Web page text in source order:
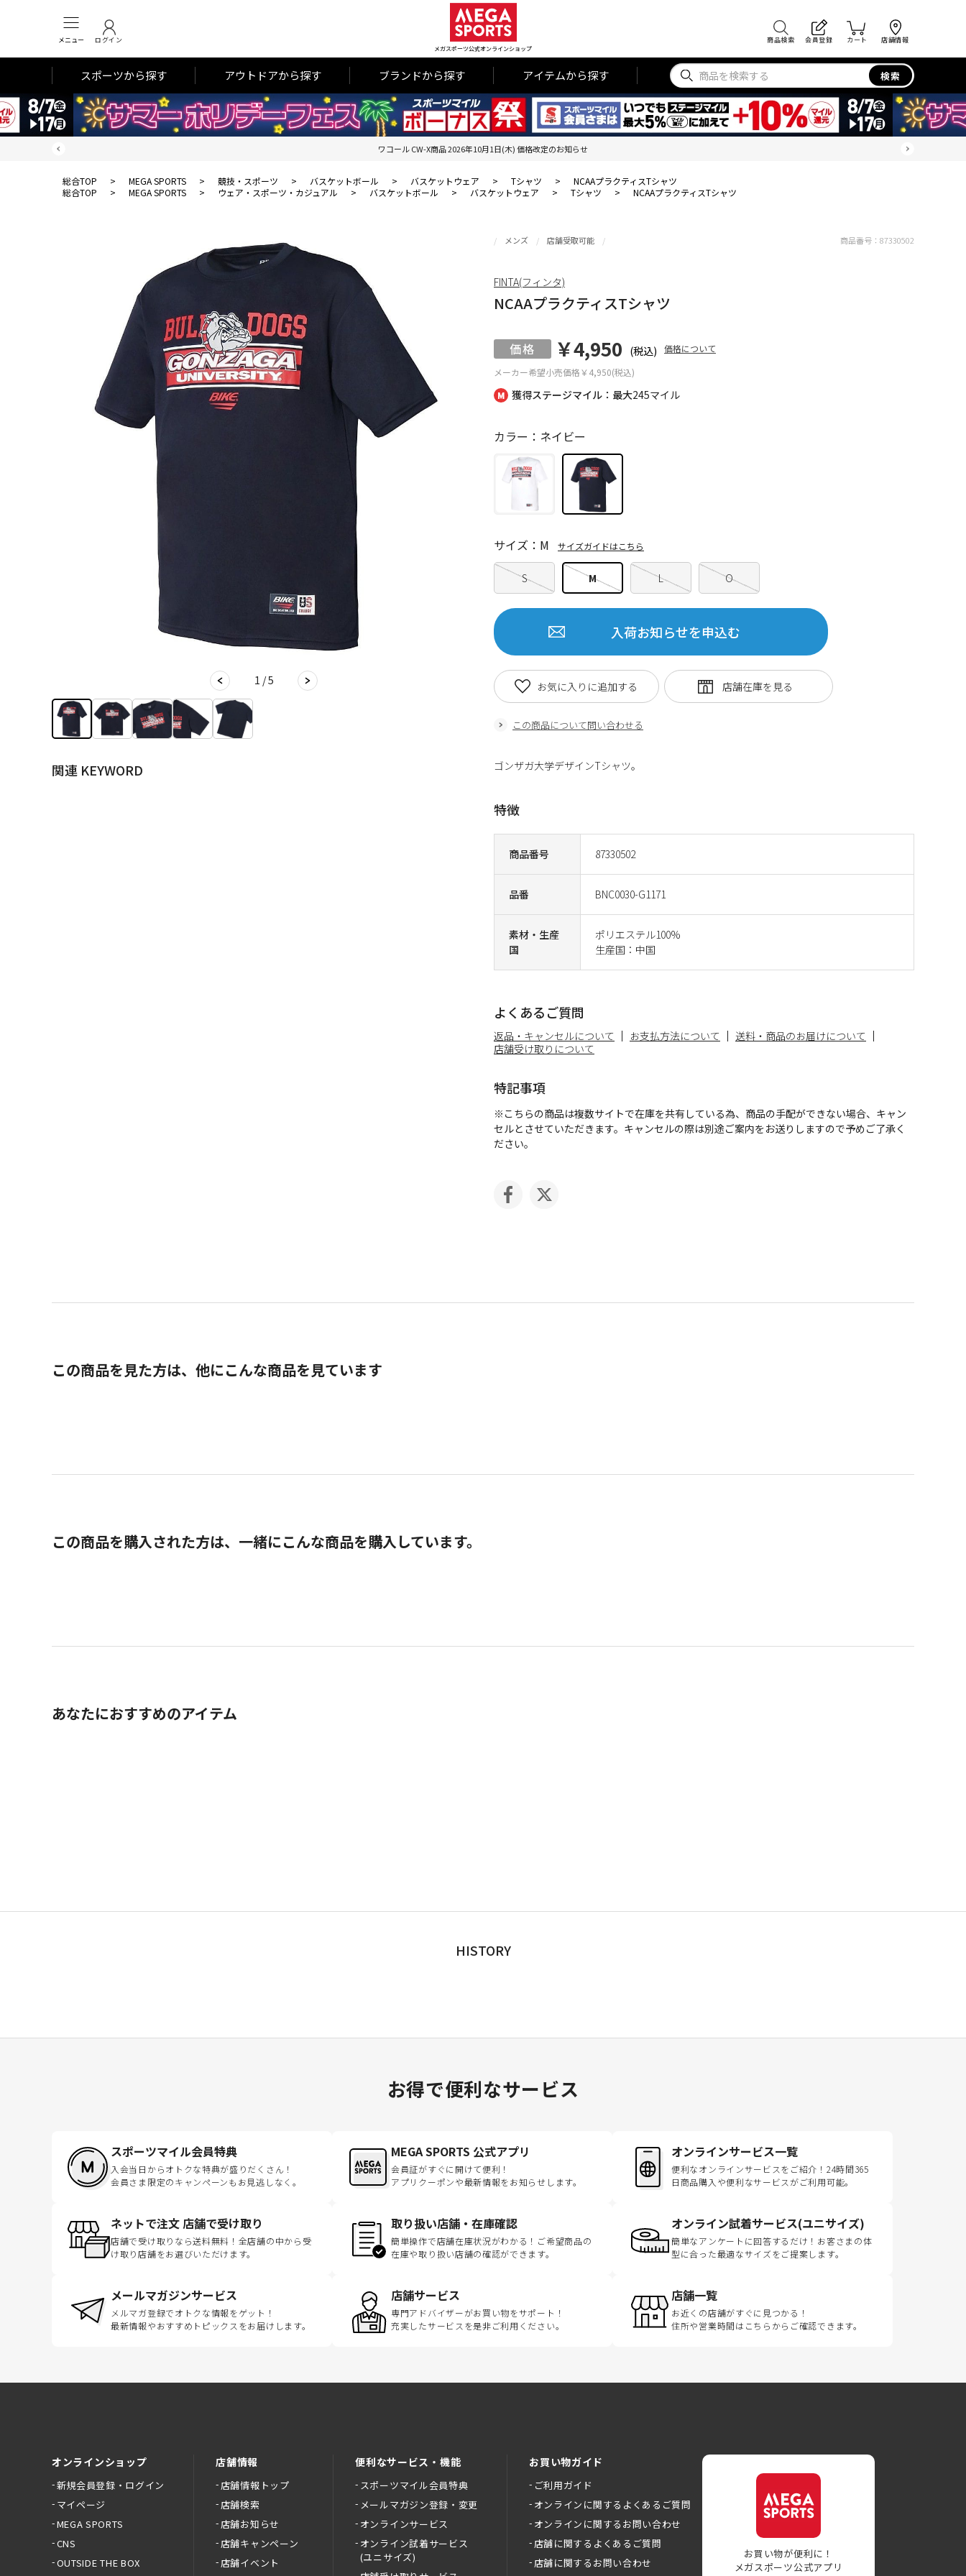
メニュー ログイン
メガスポーツ公式オンラインショップ
商品検索 会員登録 カート 店舗情報
スポーツから探す アウトドアから探す ブランドから探す アイテムから探す 検索
ワコール CW-X商品 2026年10月1日(木) 価格改定のお知らせ
総合TOP > MEGA SPORTS > 競技・スポーツ > バスケットボール > バスケットウェア > Tシャツ >
NCAAプラクティスTシャツ
総合TOP
> MEGA SPORTS > ウェア・スポーツ・カジュアル > バスケットボール > バスケットウェア > Tシャツ > NCAAプラクティスTシャツ
1 / 5
関連 KEYWORD
獲得ステージマイル：最大245マイル
メンズ 店舗受取可能
NCAAプラクティスTシャツ
メーカー希望小売価格￥4,950(税込)
￥4,950 (税込) 価格について
商品番号 87330502
品番 BNC0030-G1171
素材・生産
国
ポリエステル100%
生産国：中国
カラー：ネイビー
S M L O
サイズ：M サイズガイドはこちら
入荷お知らせを申込む
この商品について問い合わせる
お気に入りに追加する
商品番号： 87330502
FINTA(フィンタ)
ゴンザガ大学デザインTシャツ。
特徴
よくあるご質問
返品・キャンセルについて お支払方法について
送料・商品のお届けについて
店舗受け取りについて
特記事項
※こちらの商品は複数サイトで在庫を共有している為、商品の手配ができない場合、キャン
セルとさせていただきます。キャンセルの際は別途ご案内をお送りしますので予めご了承く
ださい。
この商品を見た方は、他にこんな商品を見ています
この商品を購入された方は、一緒にこんな商品を購入しています。
あなたにおすすめのアイテム
HISTORY
お得で便利なサービス
スポーツマイル会員特典
入会当日からオトクな特典が盛りだくさん！
会員さま限定のキャンペーンもお見逃しなく。
MEGA SPORTS 公式アプリ
会員証がすぐに開けて便利！
アプリクーポンや最新情報をお知らせします。
オンラインサービス一覧
便利なオンラインサービスをご紹介！24時間365
日商品購入や便利なサービスがご利用可能。
ネットで注文 店舗で受け取り
店舗で受け取りなら送料無料！全店舗の中から受
け取り店舗をお選びいただけます。
取り扱い店舗・在庫確認
簡単操作で店舗在庫状況がわかる！ご希望商品の
在庫や取り扱い店舗の確認ができます。
オンライン試着サービス(ユニサイズ)
簡単なアンケートに回答するだけ！お客さまの体
型に合った最適なサイズをご提案します。
メールマガジンサービス
メルマガ登録でオトクな情報をゲット！
最新情報やおすすめトピックスをお届けします。
店舗サービス
専門アドバイザーがお買い物をサポート！
充実したサービスを是非ご利用ください。
店舗一覧
お近くの店舗がすぐに見つかる！
住所や営業時間はこちらからご確認できます。
オンラインショップ
新規会員登録・ログイン
マイページ
MEGA SPORTS
CNS
OUTSIDE THE BOX
店舗情報
店舗情報トップ
店舗検索
店舗お知らせ
店舗キャンペーン
店舗イベント
便利なサービス・機能
スポーツマイル会員特典
メールマガジン登録・変更
オンラインサービス
オンライン試着サービス
(ユニサイズ)
お買い物ガイド
ご利用ガイド
オンラインに関するよくあるご質問
オンラインに関するお問い合わせ
店舗に関するよくあるご質問
店舗に関するお問い合わせ
お買い物が便利に！
メガスポーツ公式アプリ